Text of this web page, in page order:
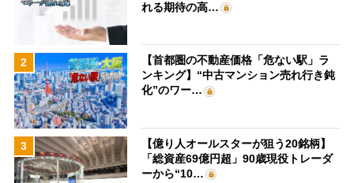
れる期待の高…
2
【首都圏の不動産価格「危ない駅」ラ
ンキング】“中古マンション売れ行き鈍
化”のワー…
3
【億り人オールスターが狙う20銘柄】
「総資産69億円超」90歳現役トレーダ
ーから“10…